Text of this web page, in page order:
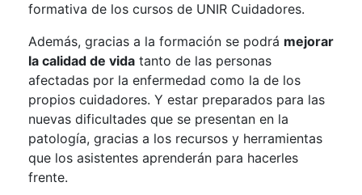
formativa de los cursos de UNIR Cuidadores.
Además, gracias a la formación se podrá mejorar
la calidad de vida tanto de las personas
afectadas por la enfermedad como la de los
propios cuidadores. Y estar preparados para las
nuevas dificultades que se presentan en la
patología, gracias a los recursos y herramientas
que los asistentes aprenderán para hacerles
frente.